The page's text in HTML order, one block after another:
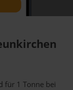
für 1 Tonne bei